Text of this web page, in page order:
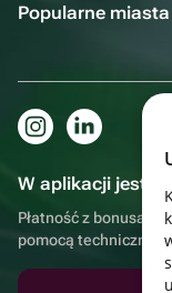
Popularne miasta
W aplikacji jest to
Płatność z
pomocą techniczną